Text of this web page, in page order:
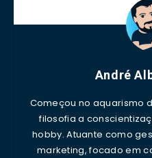
André
Começou no aquarismo
filosofia a
hobby. Atuante como
marketing, focado em